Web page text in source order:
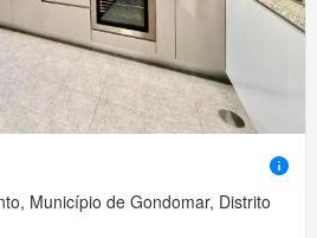
Município de Gondomar, Distrito